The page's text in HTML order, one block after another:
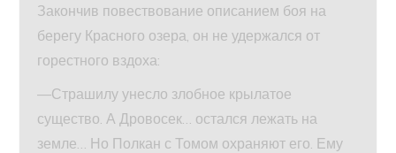
Закончив повествование описанием боя на
берегу Красного озера, он не удержался от
горестного вздоха:
—Страшилу унесло злобное крылатое
существо. А Дровосек… остался лежать на
земле… Но Полкан с Томом охраняют его. Ему